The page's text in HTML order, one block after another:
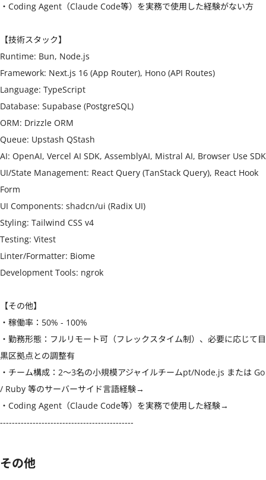
・Coding Agent（Claude Code等）を実務で使用した経験がない方
【技術スタック】
Runtime: Bun, Node.js
Framework: Next.js 16 (App Router), Hono (API Routes)
Language: TypeScript
Database: Supabase (PostgreSQL)
ORM: Drizzle ORM
Queue: Upstash QStash
AI: OpenAI, Vercel AI SDK, AssemblyAI, Mistral AI, Browser Use SDK
UI/State Management: React Query (TanStack Query), React Hook
Form
UI Components: shadcn/ui (Radix UI)
Styling: Tailwind CSS v4
Testing: Vitest
Linter/Formatter: Biome
Development Tools: ngrok
【その他】
・稼働率：50% - 100%
・勤務形態：フルリモート可（フレックスタイム制）、必要に応じて目
黒区拠点との調整有
・チーム構成：2〜3名の小規模アジャイルチームpt/Node.js または Go
/ Ruby 等のサーバーサイド言語経験→
・Coding Agent（Claude Code等）を実務で使用した経験→
---------------------------------------------
その他